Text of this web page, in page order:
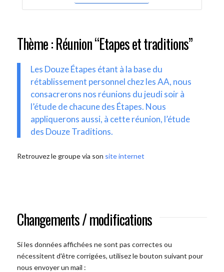
Thème : Réunion “Etapes et traditions”
Les Douze Étapes étant à la base du
rétablissement personnel chez les AA, nous
consacrerons nos réunions du jeudi soir à
l’étude de chacune des Étapes. Nous
appliquerons aussi, à cette réunion, l’étude
des Douze Traditions.
Retrouvez le groupe via son site internet
Changements / modifications
Si les données affichées ne sont pas correctes ou
nécessitent d'être corrigées, utilisez le bouton suivant pour
nous envoyer un mail :